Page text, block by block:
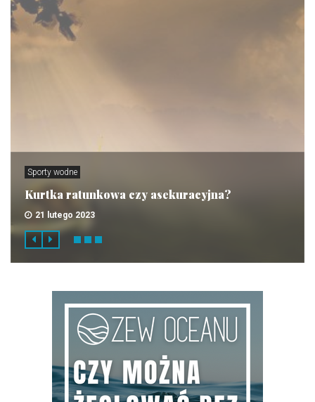
Sporty wodne
Kurtka ratunkowa czy asekuracyjna?
21 lutego 2023